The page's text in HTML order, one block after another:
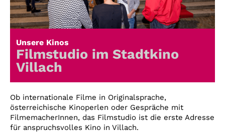
So geht’s
Filmpakete
Gutscheine
& Filmpässe
Account
Suche
Unsere Kinos
Filmstudio im Stadtkino
Villach
Ob internationale Filme in Originalsprache,
österreichische Kinoperlen oder Gespräche mit
FilmemacherInnen, das Filmstudio ist die erste Adresse
für anspruchsvolles Kino in Villach.